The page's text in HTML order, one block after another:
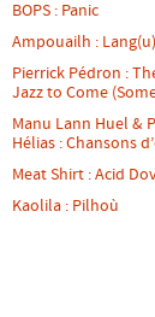
BOPS : Panic
Ampouailh :
Pierrick Pédron :
Jazz to Come
Manu Lann Huel &
Hélias : Chansons
Meat Shirt : Acid
Kaolila : Pilhoù